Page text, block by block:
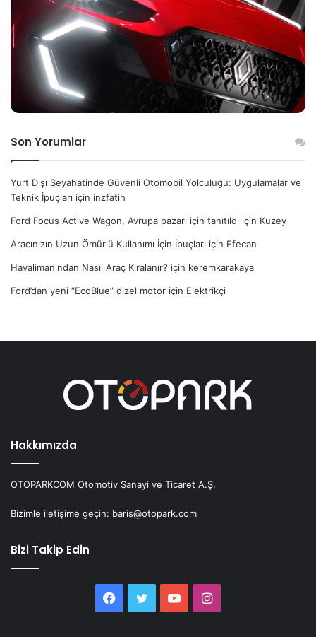
Son Yorumlar
Yurt Dışı Seyahatinde Güvenli Otomobil Yolculuğu: Uygulamalar ve
Teknik İpuçları için inzfatih
Ford Focus Active Wagon, Avrupa pazarı için tanıtıldı için Kuzey
Aracınızın Uzun Ömürlü Kullanımı İçin İpuçları için Efecan
Havalimanından Nasıl Araç Kiralanır? için keremkarakaya
Ford’dan yeni “EcoBlue” dizel motor için Elektrikçi
Hakkımızda
OTOPARKCOM Otomotiv Sanayi ve Ticaret A.Ş.
Bizimle iletişime geçin: baris@otopark.com
Bizi Takip Edin
Facebook
Twitter YouTubeInstagram